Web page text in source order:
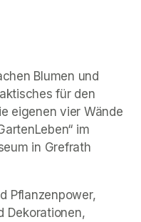
Blumen und
für den
eigenen vier Wände
im
in Grefrath
Pflanzenpower,
Dekorationen,